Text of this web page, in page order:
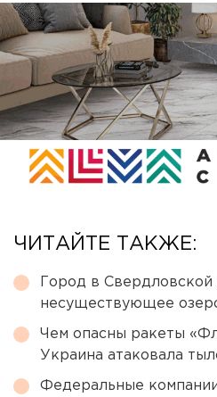
ЧИТАЙТЕ ТАКЖЕ:
Город в
несуществующее
Чем опасны ракеты
Украина атаковала
Федеральные